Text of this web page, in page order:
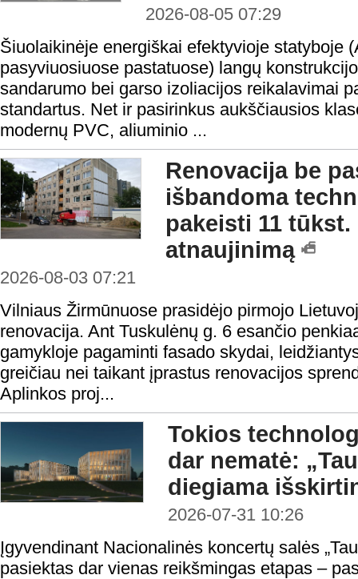
2026-08-05 07:29
Šiuolaikinėje energiškai efektyvioje statyboje
pasyviuosiuose pastatuose) langų
sandarumo bei garso izoliacijos reikalavimai
standartus. Net ir pasirinkus aukščiausios
modernų PVC, aliuminio ...
Renovacija be
išbandoma
pakeisti 11
atnaujinimą
2026-08-03 07:21
Vilniaus Žirmūnuose prasidėjo pirmojo
renovacija. Ant Tuskulėnų g. 6 esančio
gamykloje pagaminti fasado skydai,
greičiau nei taikant įprastus renovacijos
Aplinkos proj...
Tokios
dar nematė:
diegiama
2026-07-31 10:26
Įgyvendinant Nacionalinės koncertų salės
pasiektas dar vienas reikšmingas etapas –